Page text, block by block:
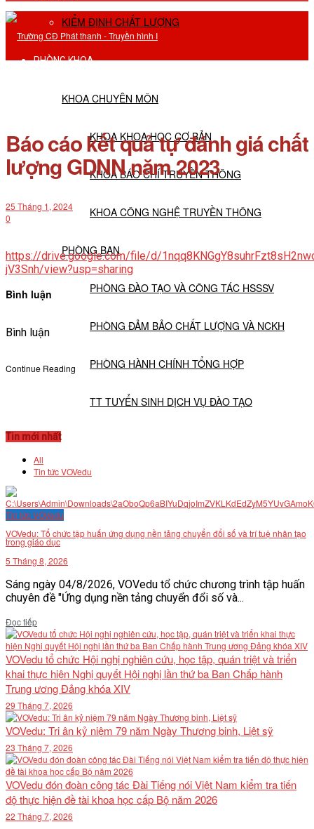
KIỂM ĐỊNH CHẤT LƯỢNG
PHÒNG KHOA
KHOA CHUYÊN MÔN
KHOA KHOA HỌC CƠ BẢN
KHOA BÁO CHÍ TRUYỀN THÔNG
KHOA CÔNG NGHỆ TRUYỀN THÔNG
PHÒNG BAN
PHÒNG ĐÀO TẠO VÀ CÔNG TÁC HSSSV
PHÒNG ĐẢM BẢO CHẤT LƯỢNG VÀ NCKH
PHÒNG HÀNH CHÍNH TỔNG HỢP
TT TUYỂN SINH DỊCH VỤ ĐÀO TẠO
NGHIÊN CỨU KHOA HỌC
VĂN BẢN
THƯ VIỆN
Báo cáo kết quả tự đánh giá chất
lượng GDNN năm 2023
25 Tháng 1, 2024
0
https://drive.google.com/file/d/
jV3Snh/view?usp=sharing
Bình luận
Bình luận
Continue Reading
Tin mới nhất
All
Tin tức VOVedu
Tin tức VOVedu
VOVedu: Tổ chức tập huấn ứng dụng nền tảng chuyển đổi số và trí tuệ nhân tạo
trong giáo dục
5 Tháng 8, 2026
Sáng ngày 04/8/2026, VOVedu tổ chức chương trình tập huấn
chuyên đề "Ứng dụng nền tảng chuyển đổi số và...
Đọc tiếpDetails
VOVedu tổ chức Hội nghị nghiên cứu, học tập, quán triệt và triển
khai thực hiện Nghị quyết Hội nghị lần thứ ba Ban Chấp hành
Trung ương Đảng khóa XIV
29 Tháng 7, 2026
VOVedu: Tri ân kỷ niệm 79 năm Ngày Thương binh, Liệt sỹ
23 Tháng 7, 2026
VOVedu đón đoàn công tác Đài Tiếng nói Việt Nam kiểm tra tiến
độ thực hiện đề tài khoa học cấp Bộ năm 2026
22 Tháng 7, 2026